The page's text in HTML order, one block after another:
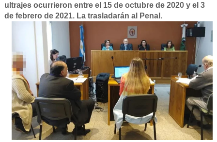
ultrajes ocurrieron entre el 15 de octubre de 2020 y el 3
de febrero de 2021. La trasladarán al Penal.